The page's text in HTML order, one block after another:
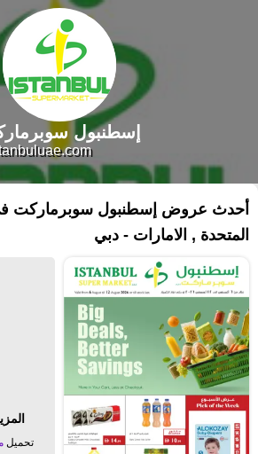
إسطنبول
أحدث عروض إسطنبول سوبرماركت في
المتحدة , الامارات - دبي
تحميل